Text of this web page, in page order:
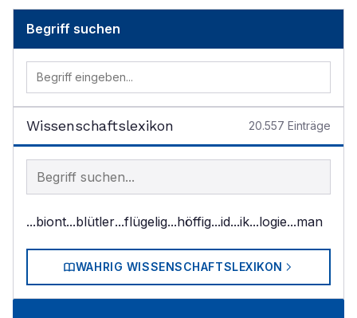
Begriff suchen
Wissenschaftslexikon 20.557 Einträge
Begriff im Lexikon suchen
...biont...blütler...flügelig...höffig...id...ik...logie...man
WAHRIG WISSENSCHAFTSLEXIKON